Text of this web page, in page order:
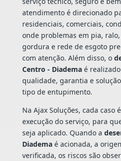
atendimento é direcionado
residenciais, comerciais,
onde problemas em pia,
gordura e rede de esgoto
com atenção. Além disso, o
Centro - Diademaé
qualidade, garantia e
tipo de entupimento.
Na Ajax Soluções, cada caso
execução do serviço, para
seja aplicado. Quando a
Diademaé acionada, a
verificada, os riscos são